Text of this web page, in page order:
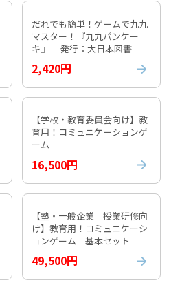
だれでも簡単！ゲームで九九
マスター！『九九パンケー
キ』 発行：大日本図書
2,420円
【学校・教育委員会向け】教
育用！コミュニケーションゲ
ーム
16,500円
【塾・一般企業 授業研修向
け】教育用！コミュニケーシ
ョンゲーム 基本セット
49,500円